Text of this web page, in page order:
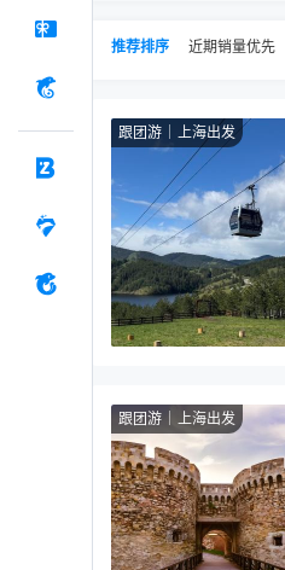
推荐排序 近期销量优先
跟团游 上海出发
跟团游 上海出发